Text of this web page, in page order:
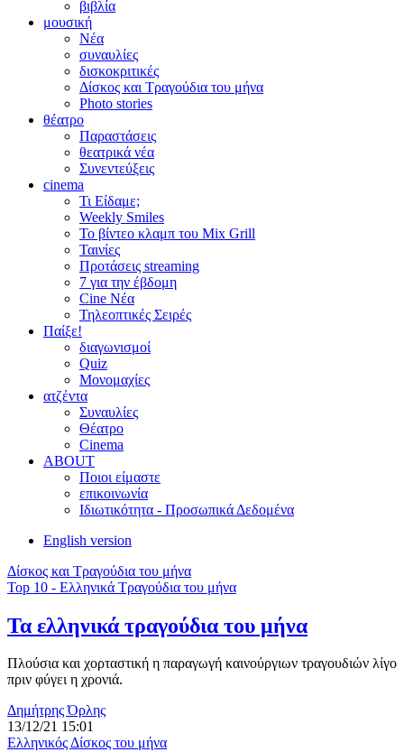
βιβλία
μουσική
Νέα
συναυλίες
δισκοκριτικές
Δίσκος και Τραγούδια του μήνα
Photo stories
θέατρο
Παραστάσεις
θεατρικά νέα
Συνεντεύξεις
cinema
Τι Είδαμε;
Weekly Smiles
Το βίντεο κλαμπ του Mix Grill
Ταινίες
Προτάσεις streaming
7 για την έβδομη
Cine Νέα
Τηλεοπτικές Σειρές
Παίξε!
διαγωνισμοί
Quiz
Μονομαχίες
ατζέντα
Συναυλίες
Θέατρο
Cinema
ABOUT
Ποιοι είμαστε
επικοινωνία
Ιδιωτικότητα - Προσωπικά Δεδομένα
English version
Δίσκος και Τραγούδια του μήνα
Top 10 - Ελληνικά Τραγούδια του μήνα
Τα ελληνικά τραγούδια του μήνα
Πλούσια και χορταστική η παραγωγή καινούργιων τραγουδιών λίγο
πριν φύγει η χρονιά.
Δημήτρης Όρλης
13/12/21 15:01
Ελληνικός Δίσκος του μήνα